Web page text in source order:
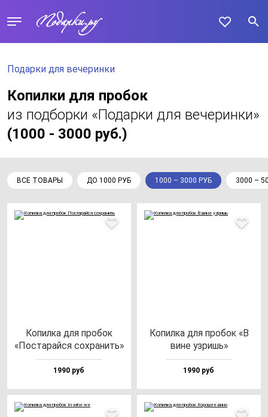
Подарки для вечеринки
Копилки для пробок
из подборки «Подарки для вечеринки»
(1000 - 3000 руб.)
ВСЕ ТОВАРЫ ДО 1000 РУБ 1000 – 3000 РУБ 3000 –
Копил­ка для про­бок
«Пос­та­рай­ся сох­ра­нить»
1990 руб
Копил­ка для про­бок «В
ви­не уз­ришь»
1990 руб